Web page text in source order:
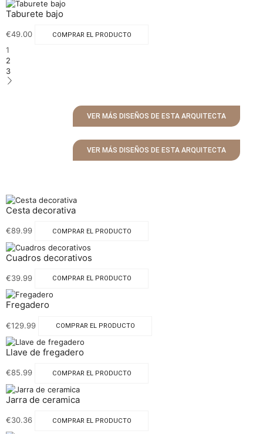
Taburete bajo
€49.00 COMPRAR EL PRODUCTO
1
2
3
VER MÁS DISEÑOS DE ESTA ARQUITECTA
VER MÁS DISEÑOS DE ESTA ARQUITECTA
Cesta decorativa
€89.99 COMPRAR EL PRODUCTO
Cuadros decorativos
€39.99 COMPRAR EL PRODUCTO
Fregadero
€129.99 COMPRAR EL PRODUCTO
Llave de fregadero
€85.99 COMPRAR EL PRODUCTO
Jarra de ceramica
€30.36 COMPRAR EL PRODUCTO